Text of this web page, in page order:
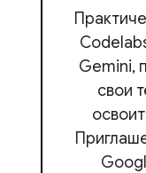
Gemini,
свои